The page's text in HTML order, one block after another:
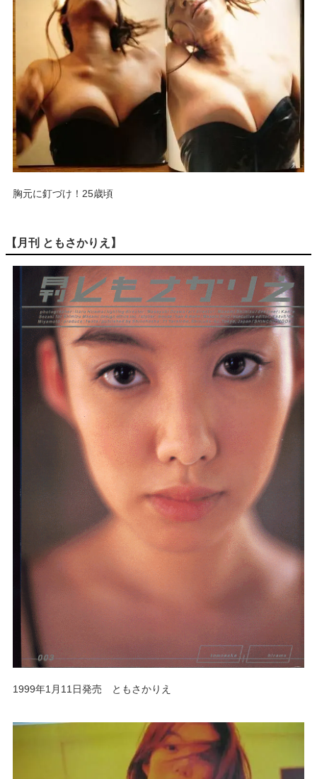
胸元に釘づけ！25歳頃
【月刊 ともさかりえ】
1999年1月11日発売 ともさかりえ